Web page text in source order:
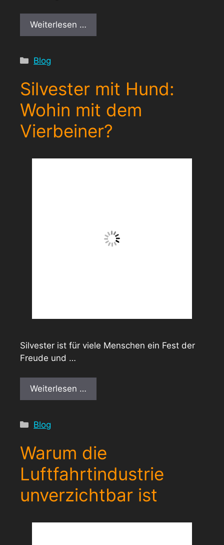
Weiterlesen …
Kategorien
Blog
Silvester mit Hund:
Wohin mit dem
Vierbeiner?
Silvester ist für viele Menschen ein Fest der
Freude und …
Weiterlesen …
Kategorien
Blog
Warum die
Luftfahrtindustrie
unverzichtbar ist